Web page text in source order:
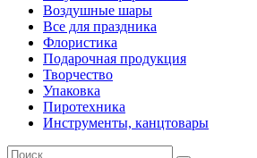
Воздушные шары
Все для праздника
Флористика
Подарочная продукция
Творчество
Упаковка
Пиротехника
Инструменты, канцтовары